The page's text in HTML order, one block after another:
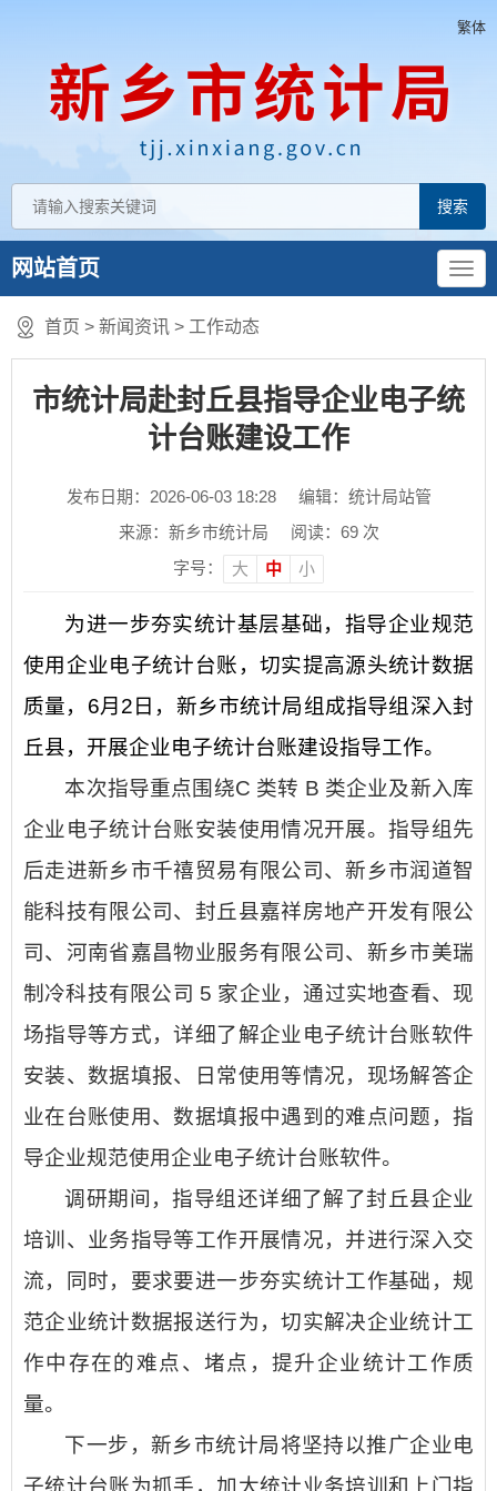
繁体
网站首页
首页 > 新闻资讯 > 工作动态
市统计局赴封丘县指导企业电子统
计台账建设工作
发布日期：2026-06-03 18:28
编辑：统计局站管
来源：新乡市统计局
阅读： 69次
字号：
大 中 小
为进一步夯实统计基层基础，指导企业规范
使用企业电子统计台账，切实提高源头统计数据
质量，6月2日，新乡市统计局组成指导组深入封
丘县，开展企业电子统计台账建设指导工作。
本次指导重点围绕C 类转 B 类企业及新入库
企业电子统计台账安装使用情况开展。指导组先
后走进新乡市千禧贸易有限公司、新乡市润道智
能科技有限公司、封丘县嘉祥房地产开发有限公
司、河南省嘉昌物业服务有限公司、新乡市美瑞
制冷科技有限公司 5 家企业，通过实地查看、现
场指导等方式，详细了解企业电子统计台账软件
安装、数据填报、日常使用等情况，现场解答企
业在台账使用、数据填报中遇到的难点问题，指
导企业规范使用企业电子统计台账软件。
调研期间，指导组还详细了解了封丘县企业
培训、业务指导等工作开展情况，并进行深入交
流，同时，要求要进一步夯实统计工作基础，规
范企业统计数据报送行为，切实解决企业统计工
作中存在的难点、堵点，提升企业统计工作质
量。
下一步，新乡市统计局将坚持以推广企业电
子统计台账为抓手，加大统计业务培训和上门指